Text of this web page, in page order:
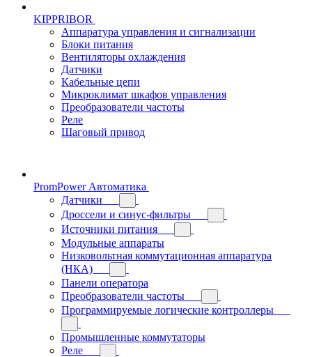
KIPPRIBOR
Аппаратура управления и сигнализации
Блоки питания
Вентиляторы охлаждения
Датчики
Кабельные цепи
Микроклимат шкафов управления
Преобразователи частоты
Реле
Шаговый привод
PromPower Автоматика
Датчики
Дроссели и синус-фильтры
Источники питания
Модульные аппараты
Низковольтная коммутационная аппаратура
(НКА)
Панели оператора
Преобразователи частоты
Программируемые логические контроллеры
Промышленные коммутаторы
Реле